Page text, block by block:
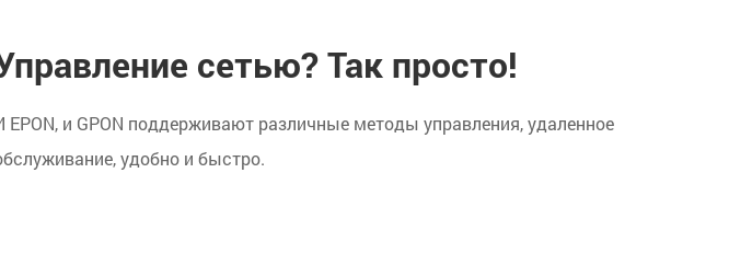
сетью? Так просто!
EPON, и GPON поддерживают различные методы управления, удаленное
удобно и быстро.